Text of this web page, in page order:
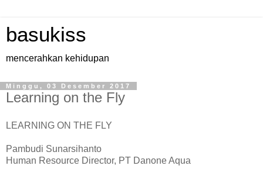
basukiss
mencerahkan kehidupan
Minggu, 03 Desember 2017
Learning on the Fly
LEARNING ON THE FLY
Pambudi Sunarsihanto
Human Resource Director, PT Danone Aqua